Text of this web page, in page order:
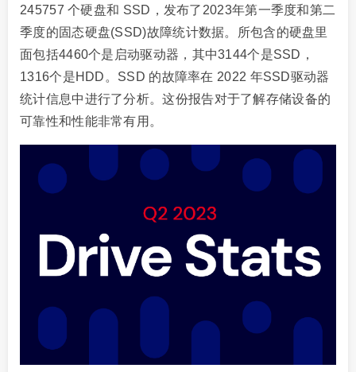
245757 个硬盘和 SSD，发布了2023年第一季度和第二
季度的固态硬盘(SSD)故障统计数据。所包含的硬盘里
面包括4460个是启动驱动器，其中3144个是SSD，
1316个是HDD。SSD 的故障率在 2022 年SSD驱动器
统计信息中进行了分析。这份报告对于了解存储设备的
可靠性和性能非常有用。